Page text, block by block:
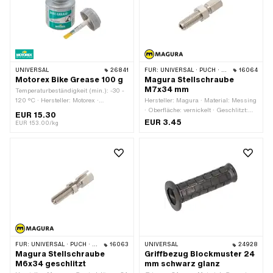
UNIVERSAL 26841
Motorex Bike Grease 100 g
Temperaturbeständigkeit (min.): -30 -
120 °C · Hersteller: Motorex ·
Anwendungsbereich: Fett · Inhalt: 100
EUR 15.30
EUR 153.00/kg
FÜR: UNIVERSAL · PUCH · SACHS · ZÜNDAPP BELMONDO 16064
Magura Stellschraube
M7x34 mm
Hersteller: Magura · Material: Messing
· Oberfläche: vernickelt · Geschlitzt:
Nein · Gesamtlänge: 34 mm ·
EUR 3.45
FÜR: UNIVERSAL · PUCH · SACHS 16063
Magura Stellschraube
M6x34 geschlitzt
UNIVERSAL 24928
Griffbezug Blockmuster 24
mm schwarz glanz